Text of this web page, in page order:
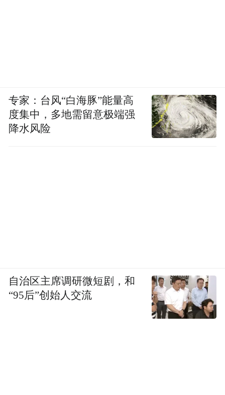
专家：台风“白海豚”能量高
度集中，多地需留意极端强
降水风险
自治区主席调研微短剧，和
“95后”创始人交流